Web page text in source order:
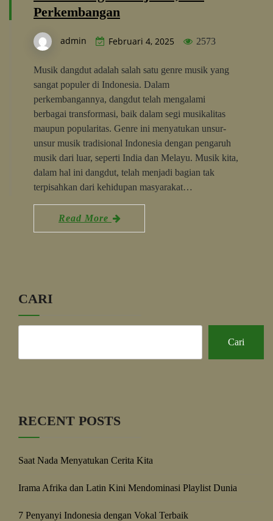
Perkembangan
admin Februari 4, 2025 2573
Musik dangdut adalah salah satu genre musik yang
sangat populer di Indonesia. Dalam
perkembangannya, dangdut telah mengalami
berbagai transformasi, baik dalam segi musikalitas
maupun popularitas. Genre ini menyatukan unsur-
unsur musik tradisional Indonesia dengan pengaruh
musik dari luar, seperti India dan Melayu. Musik kita,
dalam hal ini dangdut, telah menjadi bagian tak
terpisahkan dari kehidupan masyarakat…
Read More
CARI
Cari
RECENT POSTS
Saat Nada Menyatukan Cerita Kita
Irama Afrika dan Latin Kini Mendominasi Playlist Dunia
7 Penyanyi Indonesia dengan Vokal Terbaik